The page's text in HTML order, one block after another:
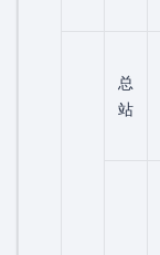
总
站